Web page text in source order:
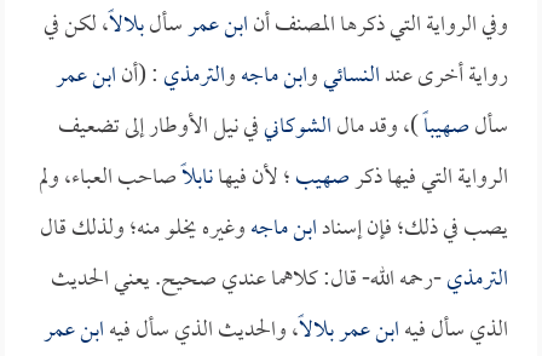
وفي الرواية التي ذكرها المصنف أنابن عمرسألبلالاً، لكن في
رواية أخرى عندالنسائيوابن ماجهوالترمذي: (أنابن عمر
سألصهيباً)، وقد مالالشوكانيفي نيل الأوطار إلى تضعيف
الرواية التي فيها ذكرصهيب؛ لأن فيهانابلاًصاحب العباء، ولم
يصب في ذلك؛ فإن إسنادابن ماجهوغيره يخلو منه؛ ولذلك قال
الترمذي-رحمه الله- قال: كلاهما عندي صحيح. يعني الحديث
الذي سأل فيهابن عمربلالاً، والحديث الذي سأل فيهابن عمر